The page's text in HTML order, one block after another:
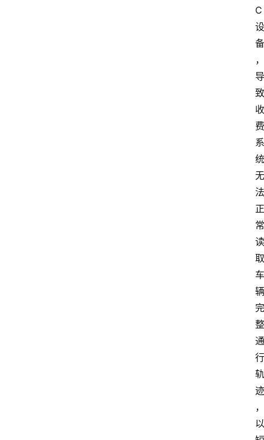
C
设
备
，
导
致
收
费
系
统
无
法
正
常
读
取
车
辆
完
整
通
行
轨
迹
，
以